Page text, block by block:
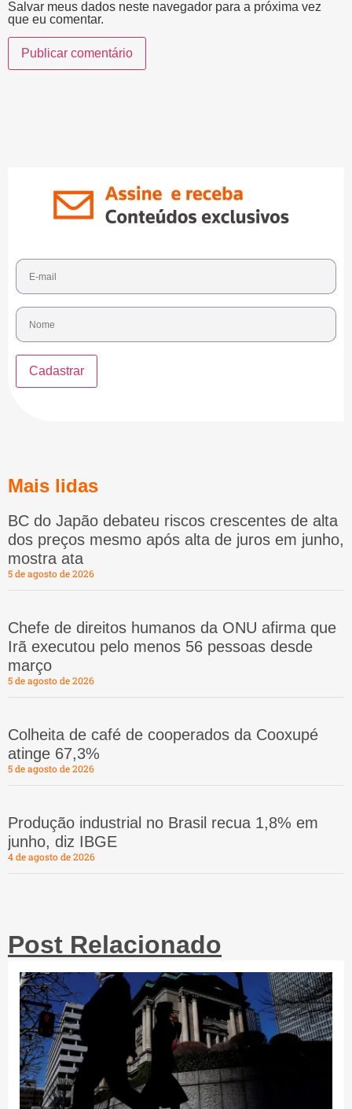
Salvar meus dados neste navegador para a próxima vez
que eu comentar.
Mais lidas
BC do Japão debateu riscos crescentes de alta
dos preços mesmo após alta de juros em junho,
mostra ata
5 de agosto de 2026
Chefe de direitos humanos da ONU afirma que
Irã executou pelo menos 56 pessoas desde
março
5 de agosto de 2026
Colheita de café de cooperados da Cooxupé
atinge 67,3%
5 de agosto de 2026
Produção industrial no Brasil recua 1,8% em
junho, diz IBGE
4 de agosto de 2026
Post Relacionado